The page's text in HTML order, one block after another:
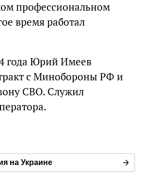
профессиональном
время работал
года Юрий Имеев
с Минобороны РФ и
СВО. Служил
на Украине